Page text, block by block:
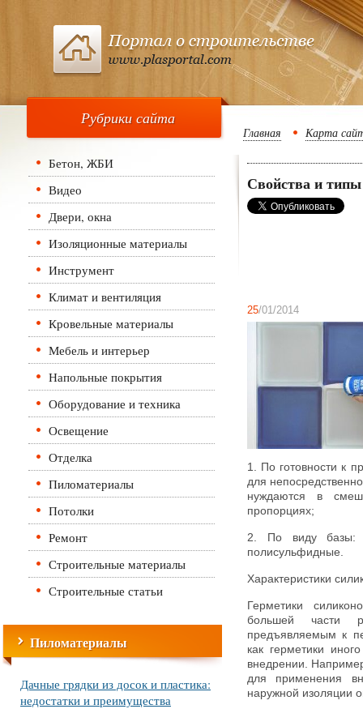
Рубрики сайта
Бетон, ЖБИ
Видео
Двери, окна
Изоляционные материалы
Инструмент
Климат и вентиляция
Кровельные материалы
Мебель и интерьер
Напольные покрытия
Оборудование и техника
Освещение
Отделка
Пиломатериалы
Потолки
Ремонт
Строительные материалы
Строительные статьи
Пиломатериалы
Дачные грядки из досок и пластика:
недостатки и преимущества
Главная Карта
Свойства и
25/01/2014
1. По готовности к
для
нуждаются в
пропорциях;
2. По виду базы:
полисульфидные.
Характеристики
Герметики
большей части
предъявляемым к
как герметики
внедрении.
для применения
наружной изоляции